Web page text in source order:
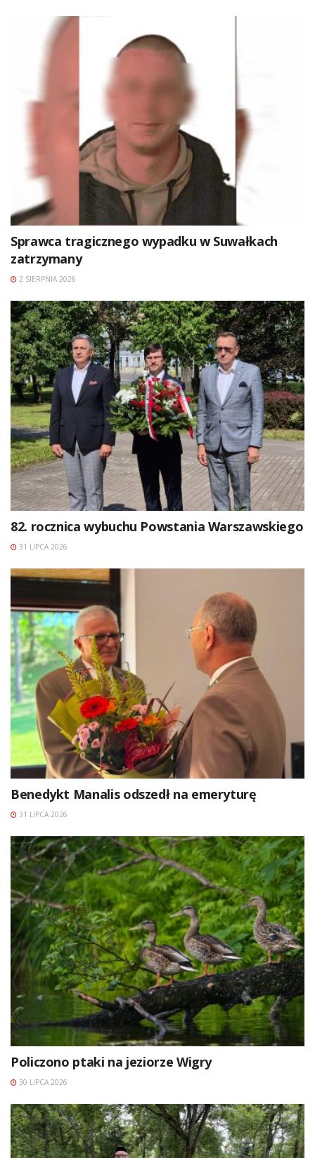
Sprawca tragicznego wypadku w Suwałkach
zatrzymany
2 SIERPNIA 2026
82. rocznica wybuchu Powstania Warszawskiego
31 LIPCA 2026
Benedykt Manalis odszedł na emeryturę
31 LIPCA 2026
Policzono ptaki na jeziorze Wigry
30 LIPCA 2026